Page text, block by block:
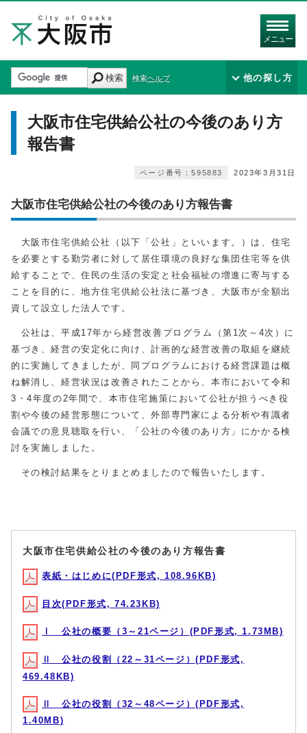
メニュー
検索 検索ヘルプ 他の探し方
大阪市住宅供給公社の今後のあり方
報告書
2023年3月31日
ページ番号：595883
大阪市住宅供給公社の今後のあり方報告書
大阪市住宅供給公社（以下「公社」といいます。）は、住宅
を必要とする勤労者に対して居住環境の良好な集団住宅等を供
給することで、住民の生活の安定と社会福祉の増進に寄与する
ことを目的に、地方住宅供給公社法に基づき、大阪市が全額出
資して設立した法人です。
公社は、平成17年から経営改善プログラム（第1次～4次）に
基づき、経営の安定化に向け、計画的な経営改善の取組を継続
的に実施してきましたが、同プログラムにおける経営課題は概
ね解消し、経営状況は改善されたことから、本市において令和
3・4年度の2年間で、本市住宅施策において公社が担うべき役
割や今後の経営形態について、外部専門家による分析や有識者
会議での意見聴取を行い、「公社の今後のあり方」にかかる検
討を実施しました。
その検討結果をとりまとめましたので報告いたします。
大阪市住宅供給公社の今後のあり方報告書
表紙・はじめに(PDF形式, 108.96KB)
目次(PDF形式, 74.23KB)
Ⅰ 公社の概要（3～21ページ）(PDF形式, 1.73MB)
Ⅱ 公社の役割（22～31ページ）(PDF形式,
469.48KB)
Ⅱ 公社の役割（32～48ページ）(PDF形式,
1.40MB)